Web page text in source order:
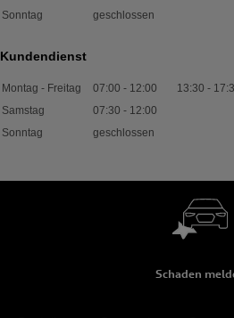
Sonntag
geschlossen
Kundendienst
Montag - Freitag 07:00 - 12:00 13:30 -
Samstag
07:30 - 12:00
Sonntag
geschlossen
Schaden